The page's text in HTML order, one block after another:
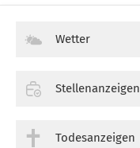
Wetter
Stellenanzeigen
Todesanzeigen